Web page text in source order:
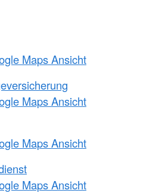
Maps Ansicht
Maps Ansicht
Maps Ansicht
Maps Ansicht